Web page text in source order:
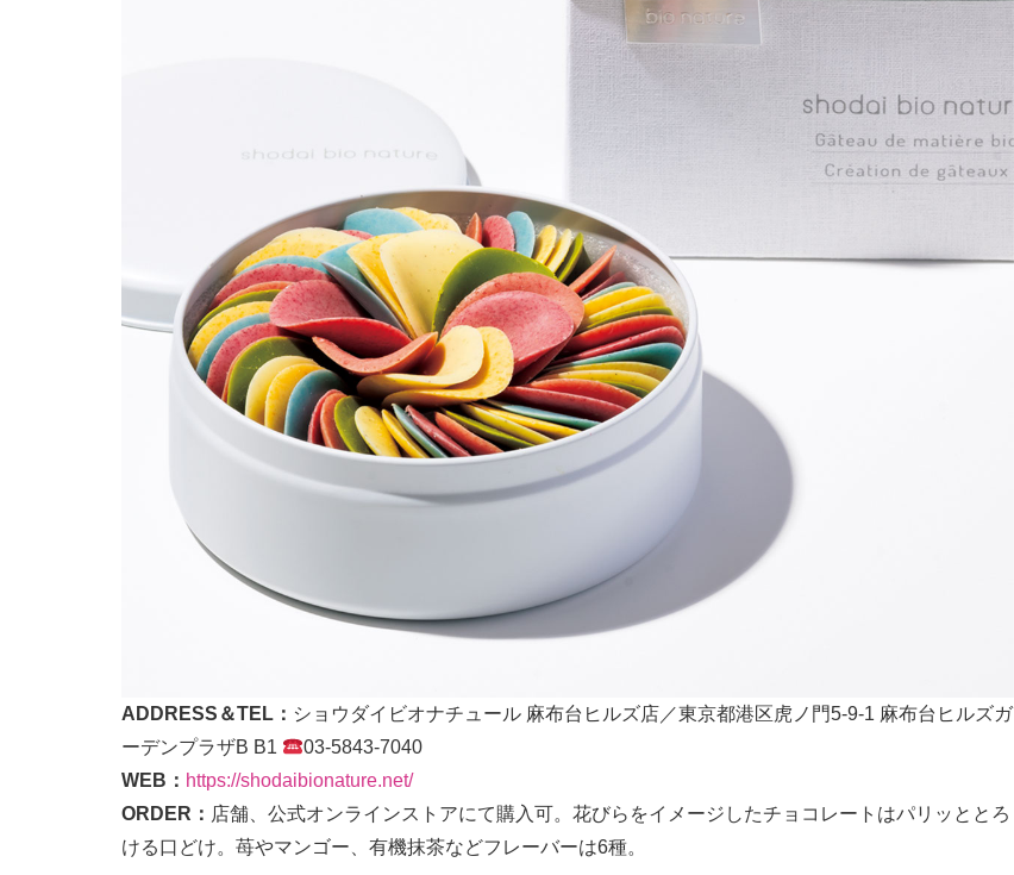
ADDRESS＆TEL： ショウダイビオナチュール 麻布台ヒルズ店／東京都港区⻁ノ門5-9-1 麻布台ヒルズガ
ーデンプラザB B1
03-5843-7040
WEB： https://shodaibionature.net/
ORDER： 店舗、公式オンラインストアにて購入可。花びらをイメージしたチョコレートはパリッととろ
ける口どけ。苺やマンゴー、有機抹茶などフレーバーは6種。